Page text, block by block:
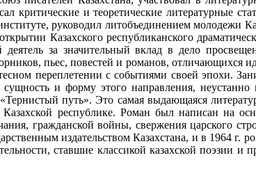
критические и теоретические литературные
руководил литобъединением молодежи
Казахского республиканского
за значительный вклад в дело
пьес, повестей и романов, отличающихся
переплетении с событиями своей эпохи.
сущность и форму этого направления,
путь». Это самая выдающаяся
Казахской республике. Роман был написан на
гражданской войны, свержения царского
издательством Казахстана, и в 1964
ставшие классикой казахской поэзии